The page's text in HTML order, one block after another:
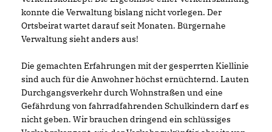
konnte die Verwaltung bislang nicht vorlegen. Der
Ortsbeirat wartet darauf seit Monaten. Bürgernahe
Verwaltung sieht anders aus!
Die gemachten Erfahrungen mit der gesperrten Kiellinie
sind auch für die Anwohner höchst ernüchternd. Lauten
Durchgangsverkehr durch Wohnstraßen und eine
Gefährdung von fahrradfahrenden Schulkindern darf es
nicht geben. Wir brauchen dringend ein schlüssiges